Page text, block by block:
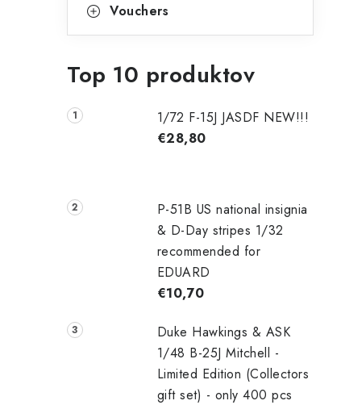
Vouchers
Top 10 produktov
1/72 F-15J JASDF NEW!!!
€28,80
P-51B US national insignia
& D-Day stripes 1/32
recommended for
EDUARD
€10,70
Duke Hawkings & ASK
1/48 B-25J Mitchell -
Limited Edition (Collectors
gift set) - only 400 pcs